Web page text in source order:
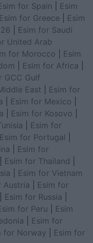
for Spain
Esim
Esim for Greece
Esim
Esim for Saudi
United Arab
for Morocco
Esim
Esim for Africa
GCC Gulf
East
Esim for
Esim for Mexico
Esim for Kosovo
Esim for
Esim for Portugal
Esim for
Esim for Thailand
Esim for Vietnam
Austria
Esim for
Esim for Russia
for Peru
Esim
Esim for
for Norway
Esim for